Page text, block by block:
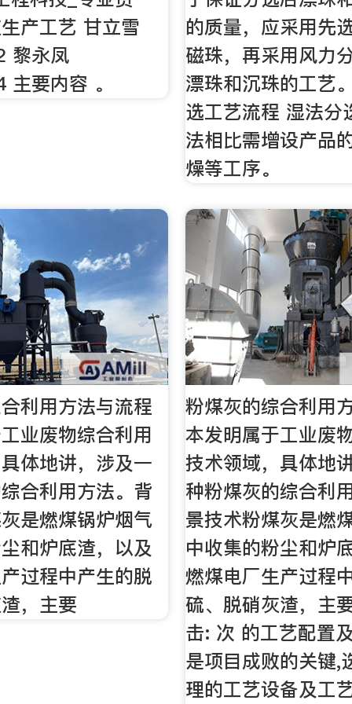
产工艺 甘立雪
黎永凤
要内容 。
的质量，应采用先
磁珠，再采用风力
漂珠和沉珠的工艺
选工艺流程 湿法分
法相比需增设产品
燥等工序。
利用方法与流程
业废物综合利用
体地讲，涉及一
合利用方法。背
是燃煤锅炉烟气
和炉底渣，以及
过程中产生的脱
，主要
粉煤灰的综合利用
本发明属于工业废
技术领域，具体地
种粉煤灰的综合利
景技术粉煤灰是燃
中收集的粉尘和炉
燃煤电厂生产过程
硫、脱硝灰渣，主
击: 次 的工艺配置
是项目成败的关键,
理的工艺设备及工